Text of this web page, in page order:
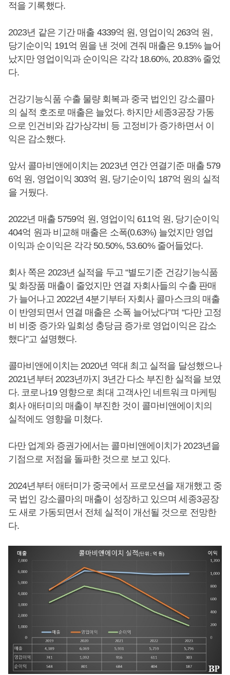
적을 기록했다.
2023년 같은 기간 매출 4339억 원, 영업이익 263억 원,
당기순이익 191억 원을 낸 것에 견줘 매출은 9.15% 늘어
났지만 영업이익과 순이익은 각각 18.60%, 20.83% 줄었
다.
건강기능식품 수출 물량 회복과 중국 법인인 강소콜마
의 실적 호조로 매출은 늘었다. 하지만 세종3공장 가동
으로 인건비와 감가상각비 등 고정비가 증가하면서 이
익은 감소했다.
앞서 콜마비앤에이치는 2023년 연간 연결기준 매출 579
6억 원, 영업이익 303억 원, 당기순이익 187억 원의 실적
을 거뒀다.
2022년 매출 5759억 원, 영업이익 611억 원, 당기순이익
404억 원과 비교해 매출은 소폭(0.63%) 늘었지만 영업
이익과 순이익은 각각 50.50%, 53.60% 줄어들었다.
회사 쪽은 2023년 실적을 두고 “별도기준 건강기능식품
및 화장품 매출이 줄었지만 연결 자회사들의 수출 판매
가 늘어나고 2022년 4분기부터 자회사 콜마스크의 매출
이 반영되면서 연결 매출은 소폭 늘어났다”며 “다만 고정
비 비중 증가와 일회성 충당금 증가로 영업이익은 감소
했다”고 설명했다.
콜마비앤에이치는 2020년 역대 최고 실적을 달성했으나
2021년부터 2023년까지 3년간 다소 부진한 실적을 보였
다. 코로나19 영향으로 최대 고객사인 네트워크 마케팅
회사 애터미의 매출이 부진한 것이 콜마비앤에이치의
실적에도 영향을 미쳤다.
다만 업계와 증권가에서는 콜마비앤에이치가 2023년을
기점으로 저점을 돌파한 것으로 보고 있다.
2024년부터 애터미가 중국에서 프로모션을 재개했고 중
국 법인 강소콜마의 매출이 성장하고 있으며 세종3공장
도 새로 가동되면서 전체 실적이 개선될 것으로 전망한
다.